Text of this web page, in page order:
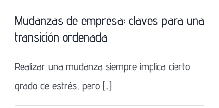
Mudanzas de empresa: claves para una
transición ordenada
Realizar una mudanza siempre implica cierto
grado de estrés, pero [...]